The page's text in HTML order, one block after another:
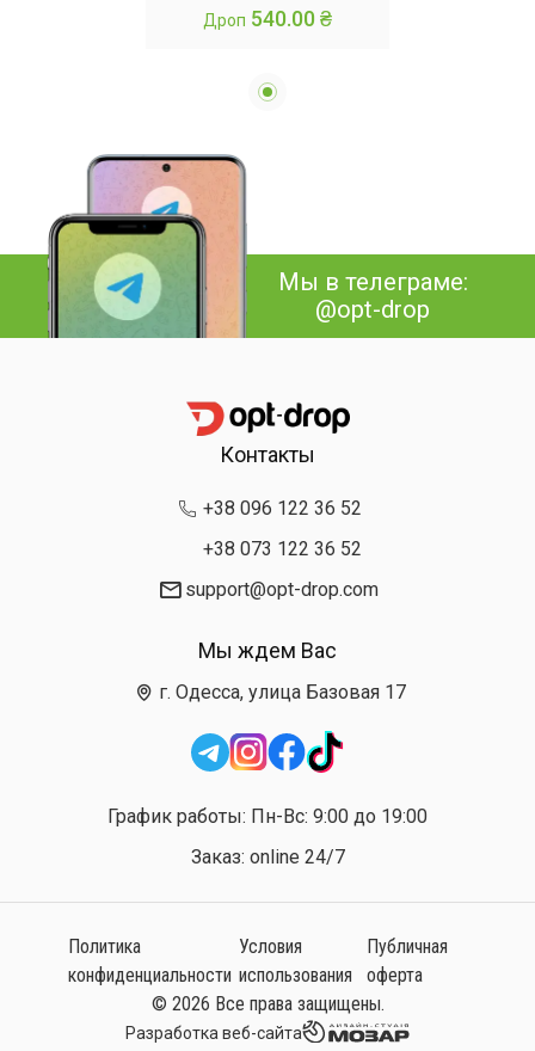
Дроп 540.00 ₴
Мы в телеграме:
@opt-drop
Контакты
+38 096 122 36 52
+38 073 122 36 52
support@opt-drop.com
Мы ждем Вас
г. Одесса, улица Базовая 17
График работы: Пн-Вс: 9:00 до 19:00
Заказ: online 24/7
Политика
конфиденциальности
Условия
использования
Публичная
оферта
© 2026 Все права защищены.
Разработка веб-сайта